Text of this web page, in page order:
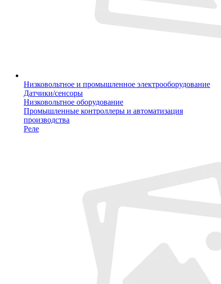
Низковольтное и промышленное электрооборудование
Датчики/сенсоры
Низковольтное оборудование
Промышленные контроллеры и автоматизация
производства
Реле